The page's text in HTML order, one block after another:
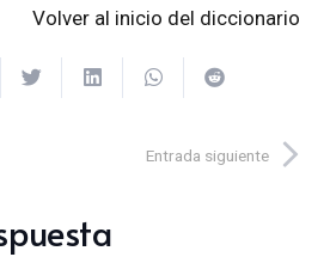
Volver al inicio del diccionario
Entrada siguiente